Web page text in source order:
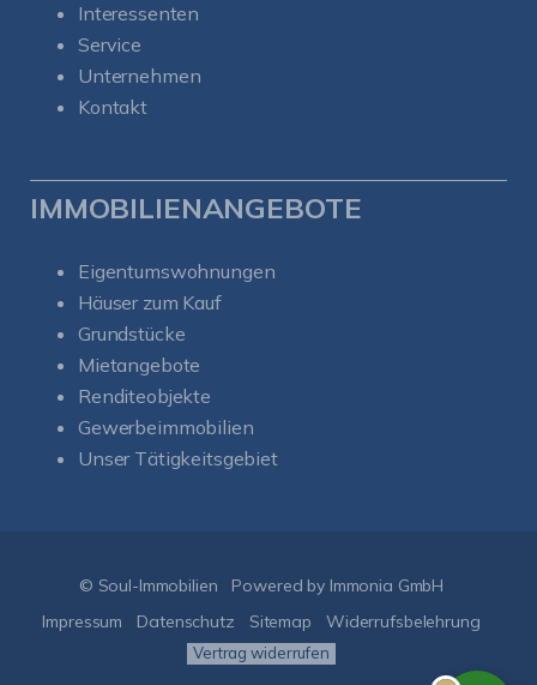
Interessenten
Service
Unternehmen
Kontakt
IMMOBILIENANGEBOTE
Eigentumswohnungen
Häuser zum Kauf
Grundstücke
Mietangebote
Renditeobjekte
Gewerbeimmobilien
Unser Tätigkeitsgebiet
© Soul-Immobilien
Powered by Immonia GmbH
Impressum
Datenschutz Sitemap Widerrufsbelehrung
Vertrag widerrufen
100
%
ProvenExpert.com
5,00
/
5,00